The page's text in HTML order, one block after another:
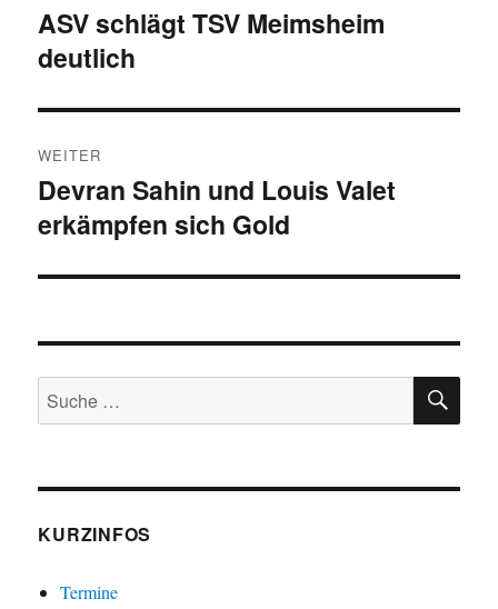
Vorheriger
Beitrag:
ASV schlägt TSV Meimsheim
deutlich
WEITER
Nächster
Beitrag:
Devran Sahin und Louis Valet
erkämpfen sich Gold
Suche
nach:
KURZINFOS
Termine